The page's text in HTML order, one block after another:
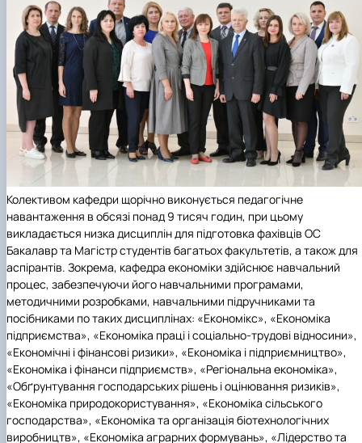
Колективом кафедри щорічно виконується педагогічне
навантаження в обсязі понад 9 тисяч годин, при цьому
викладається низка дисциплін для підготовка фахівців ОС
Бакалавр та Магістр студентів багатьох факультетів, а також для
аспірантів. Зокрема, кафедра економіки здійснює навчальний
процес, забезпечуючи його навчальними програмами,
методичними розробками, навчальними підручниками та
посібниками по таких дисциплінах: «Економікс», «Економіка
підприємства», «Економіка праці і соціально-трудові відносини»,
«Економічні і фінансові ризики», «Економіка і підприємництво»,
«Економіка і фінанси підприємств», «Регіональна економіка»,
«Обґрунтування господарських рішень і оцінювання ризиків»,
«Економіка природокористування», «Економіка сільського
господарства», «Економіка та організація біотехнологічних
виробництв», «Економіка аграрних формувань», «Лідерство та